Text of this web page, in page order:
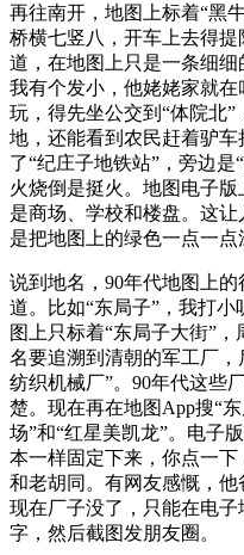
再往南开，地图上标着“黑
桥横七竖八，开车上去得
道，在地图上只是一条细细
我有个发小，他姥姥家就
玩，得先坐公交到“体院北
地，还能看到农民赶着驴
了“纪庄子地铁站”，旁边
火烧倒是挺火。地图电子
是商场、学校和楼盘。这
是把地图上的绿色一点一点
说到地名，90年代地图上
道。比如“东局子”，我打
图上只标着“东局子大街”
名要追溯到清朝的军工厂，
纺织机械厂”。90年代这些
楚。现在再在地图App搜“
场”和“红星美凯龙”。电子
本一样固定下来，你点一
和老胡同。有网友感慨，他
现在厂子没了，只能在电子
字，然后截图发朋友圈。